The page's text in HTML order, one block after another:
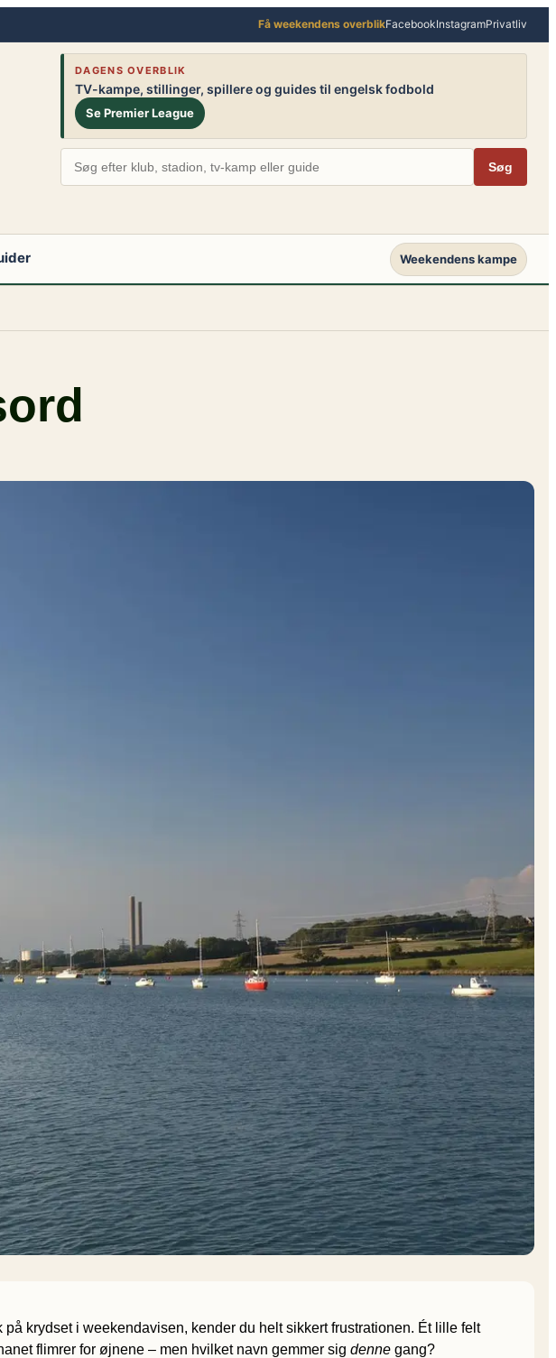
Få weekendens overblikFacebookInstagramPrivatliv
DAGENS OVERBLIK
TV-kampe, stillinger, spillere og guides til engelsk fodbold
Se Premier League
Søg
Weekendens kampe
krydset i weekendavisen, kender du helt sikkert frustrationen. Ét lille felt
flimrer for øjnene – men hvilket navn gemmer sig denne gang?